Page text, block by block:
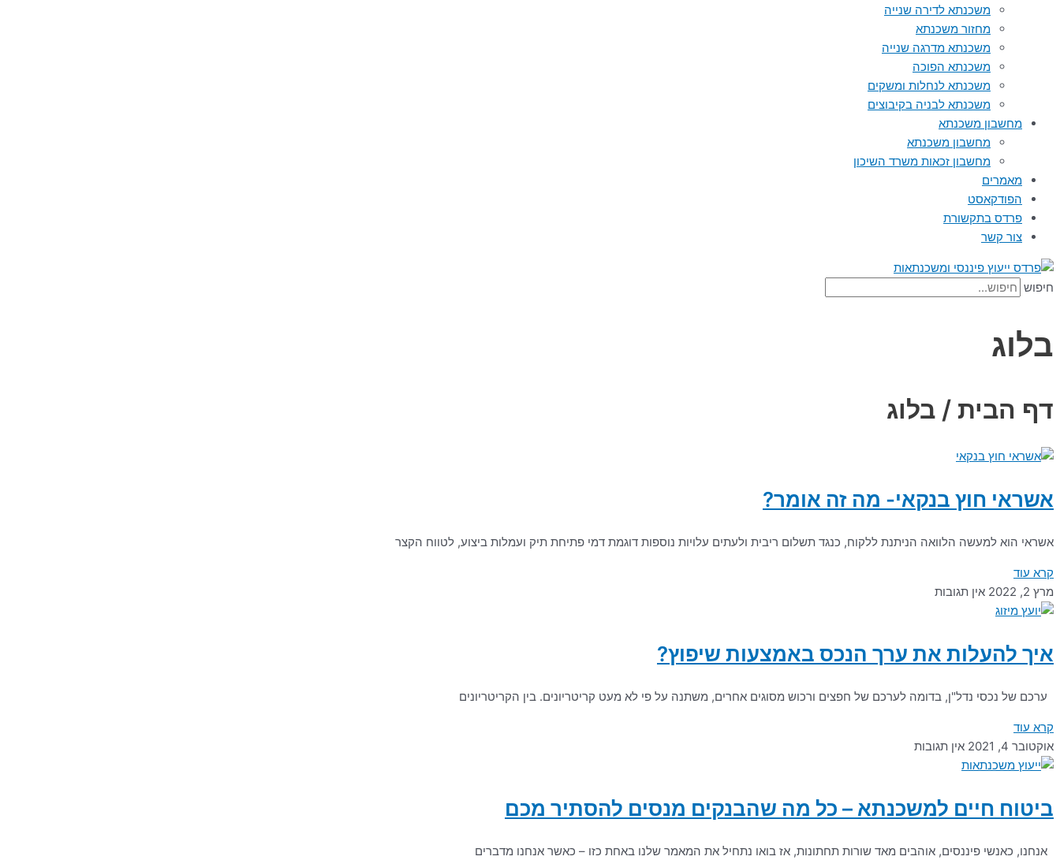
משכנתא לדירה שנייה
מחזור משכנתא
משכנתא מדרגה שנייה
משכנתא הפוכה
משכנתא לנחלות ומשקים
משכנתא לבניה בקיבוצים
מחשבון משכנתא
מחשבון משכנתא
מחשבון זכאות משרד השיכון
מאמרים
הפודקאסט
פרדס בתקשורת
צור קשר
חיפוש
בלוג
דף הבית / בלוג
אשראי חוץ בנקאי- מה זה אומר?
אשראי הוא למעשה הלוואה הניתנת ללקוח, כנגד תשלום ריבית ולעתים עלויות נוספות דוגמת דמי פתיחת תיק ועמלות ביצוע, לטווח הקצר
קרא עוד
מרץ 2, 2022
אין תגובות
איך להעלות את ערך הנכס באמצעות שיפוץ?
ערכם של נכסי נדל"ן, בדומה לערכם של חפצים ורכוש מסוגים אחרים, משתנה על פי לא מעט קריטריונים. בין הקריטריונים
קרא עוד
אוקטובר 4, 2021
אין תגובות
ביטוח חיים למשכנתא – כל מה שהבנקים מנסים להסתיר מכם
אנחנו, כאנשי פיננסים, אוהבים מאד שורות תחתונות, אז בואו נתחיל את המאמר שלנו באחת כזו – כאשר אנחנו מדברים